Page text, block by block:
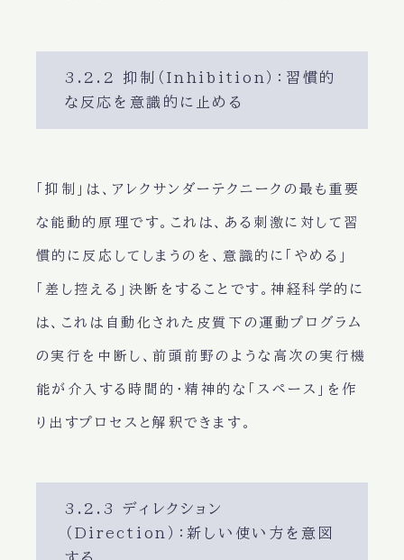
3.2.2 抑制（Inhibition）：習慣的
な反応を意識的に止める
「抑制」は、アレクサンダーテクニークの最も重要
な能動的原理です。これは、ある刺激に対して習
慣的に反応してしまうのを、意識的に「やめる」
「差し控える」決断をすることです。神経科学的に
は、これは自動化された皮質下の運動プログラム
の実行を中断し、前頭前野のような高次の実行機
能が介入する時間的・精神的な「スペース」を作
り出すプロセスと解釈できます。
3.2.3 ディレクション
（Direction）：新しい使い方を意図